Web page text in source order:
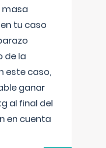
masa
tu caso
de la
este caso,
ganar
al final del
en cuenta